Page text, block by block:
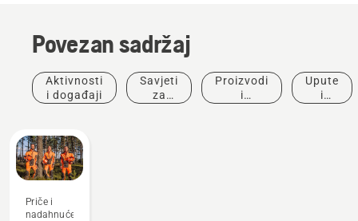
Povezan sadržaj
Aktivnosti
i događaji
Savjeti
za
Proizvodi
i
Upute
i
Priče i
nadahnuće